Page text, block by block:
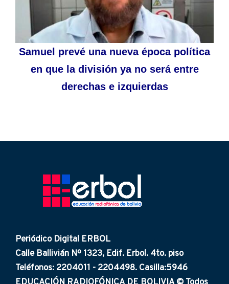
Samuel prevé una nueva época política
en que la división ya no será entre
derechas e izquierdas
Periódico Digital ERBOL
Calle Ballivián Nº 1323, Edif. Erbol. 4to. piso
Teléfonos: 2204011 - 2204498. Casilla:5946